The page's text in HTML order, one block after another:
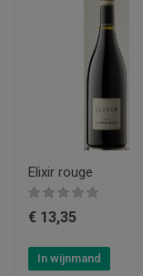
Elixir rouge
€ 13,35
In wijnmand